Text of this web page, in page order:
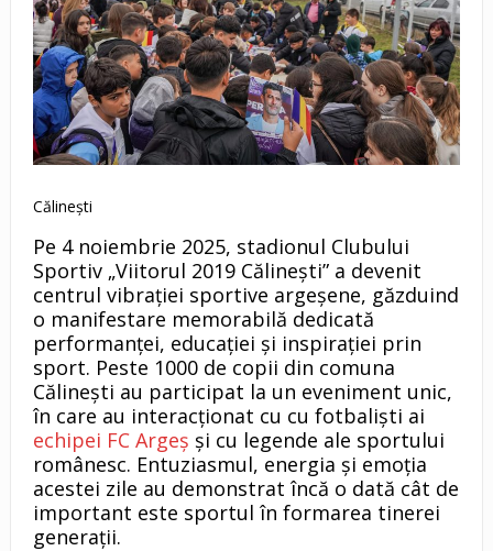
Călinești
Pe 4 noiembrie 2025, stadionul Clubului
Sportiv „Viitorul 2019 Călinești” a devenit
centrul vibrației sportive argeșene, găzduind
o manifestare memorabilă dedicată
performanței, educației și inspirației prin
sport. Peste 1000 de copii din comuna
Călinești au participat la un eveniment unic,
în care au interacționat cu cu fotbaliști ai
echipei FC Argeș și cu legende ale sportului
românesc. Entuziasmul, energia și emoția
acestei zile au demonstrat încă o dată cât de
important este sportul în formarea tinerei
generații.